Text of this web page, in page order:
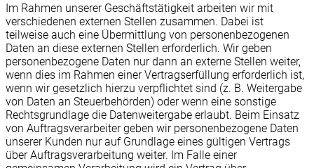
Im Rahmen unserer Geschäftstätigkeit arbeiten wir mit
verschiedenen externen Stellen zusammen. Dabei ist
teilweise auch eine Übermittlung von personenbezogenen
Daten an diese externen Stellen erforderlich. Wir geben
personenbezogene Daten nur dann an externe Stellen weiter,
wenn dies im Rahmen einer Vertragserfüllung erforderlich ist,
wenn wir gesetzlich hierzu verpflichtet sind (z. B. Weitergabe
von Daten an Steuerbehörden) oder wenn eine sonstige
Rechtsgrundlage die Datenweitergabe erlaubt. Beim Einsatz
von Auftragsverarbeiter geben wir personenbezogene Daten
unserer Kunden nur auf Grundlage eines gültigen Vertrags
über Auftragsverarbeitung weiter. Im Falle einer